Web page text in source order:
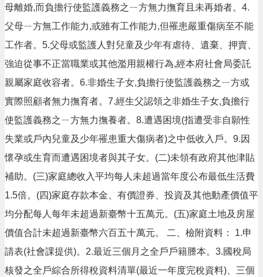
關
資
回
頁
網
站
導
覽
政
信
常
見
問
母離婚,而負擔行使監護義務之ㄧ方無力撫育且未再婚者。4.
父母ㄧ方無工作能力,或雖有工作能力,但罹患嚴重傷病至不能
工作者。5.父母或監護人對兒童及少年有虐待、遺棄、押賣、
強迫從事不正當職業或其他濫用親權行為,經本府社會局委託
親屬家庭收容者。6.非婚生子女,負擔行使監護義務之ㄧ方或
實際照顧者無力撫育者。7.經生父認領之非婚生子女,負擔行
使監護義務之ㄧ方無力撫養者。8.遭遇困境(指遭受非自願性
失業或戶內兒童及少年罹患重大傷病者)之中低收入戶。9.因
懷孕或生育而遭遇困境者與其子女。(二)未領有政府其他津貼
補助。(三)家庭總收入平均每人未超過當年度公布最低生活費
1.5倍。(四)家庭存款本金、有價證券、投資及其他動產價值平
均分配每人每年未超過新臺幣十五萬元。(五)家庭土地及房屋
價值合計未超過新臺幣六百五十萬元。 二、檢附資料： 1.申
請表(社會課提供)。2.最近三個月之全戶戶籍謄本。3.國稅局
核發之全戶綜合所得稅資料清單(最近一年度完稅資料)、三個